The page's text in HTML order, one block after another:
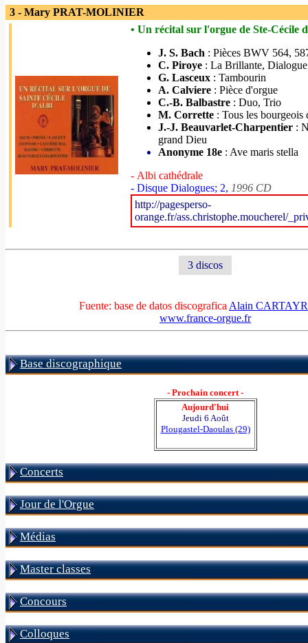
3 - Mary PRAT-MOLINIER
• Un récital sur l'orgue de Ste-Cécile
J. S. Bach : Pièces BWV 564,
C. Piroye : La Brillante,
G. Lasceux : Tambourin
A. Calviere : Pièce d'orgue
C.-B. Balbastre : Duo, Trio
M. Corrette : Tous les bourgeois
J.-J. Beauvarlet-Charpentier :
grand Dieu
Anonyme 18e : Ave maris stella
- Albi cathédrale
- Disque Dialogues; 2, 1996 CD
http://pagesperso-
orange.fr/ass.christophe.moucherel/
3 discos
Fuente: base de datos discografica Alain
www.france-orgue.fr
Base discographique
- Prochain concert -
Aujourd'hui
Jeudi 6 Août
Plougastel-Daoulas (29)
Concerts
Jour de l'Orgue
Médias
Master classes
Concours
Colloques